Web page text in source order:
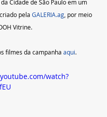
Cidade de São Paulo em um
pela GALERIA.ag , por meio
Vitrine.
filmes da campanha aqui.
watch?